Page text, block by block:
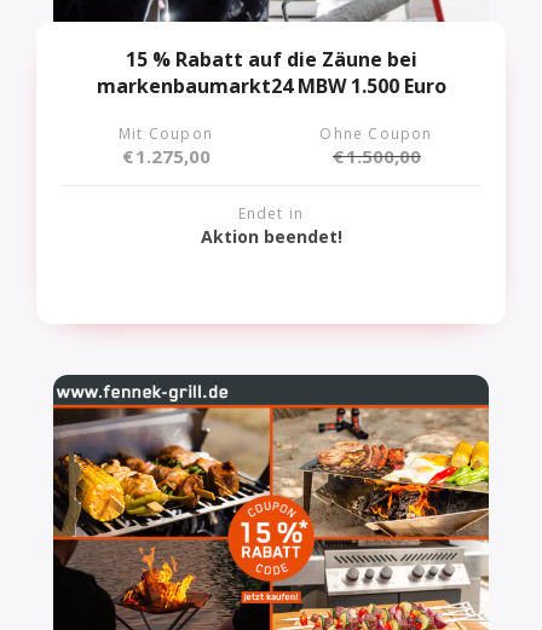
15 % Rabatt auf die Zäune bei
markenbaumarkt24 MBW 1.500 Euro
Mit Coupon
€1.275,00
Ohne Coupon
€1.500,00
Endet in
Aktion beendet!